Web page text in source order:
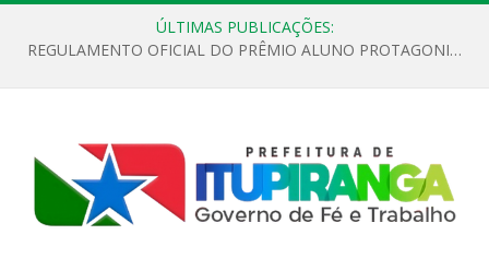
ÚLTIMAS PUBLICAÇÕES:
REGULAMENTO OFICIAL DO PRÊMIO ALUNO PROTAGONISTA – EDIÇÃO 2026